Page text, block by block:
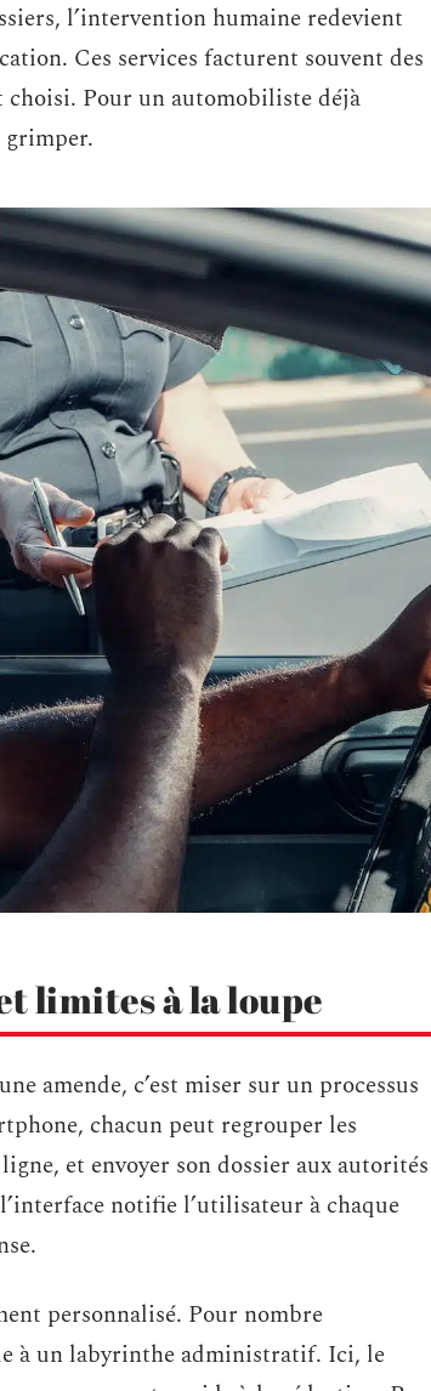
l’intervention humaine redevient
Ces services facturent souvent des
choisi. Pour un automobiliste déjà
grimper.
limites à la loupe
amende, c’est miser sur un processus
chacun peut regrouper les
et envoyer son dossier aux autorités
notifie l’utilisateur à chaque
personnalisé. Pour nombre
à un labyrinthe administratif. Ici, le